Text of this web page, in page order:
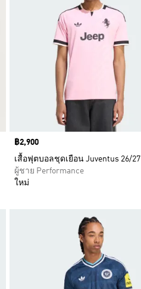
Price
฿2,900
เสื้อฟุตบอลชุดเยือน Juventus 26/27
ผู้ชาย Performance
ใหม่
เพิ่มไปยังรายการสินค้าโปรด